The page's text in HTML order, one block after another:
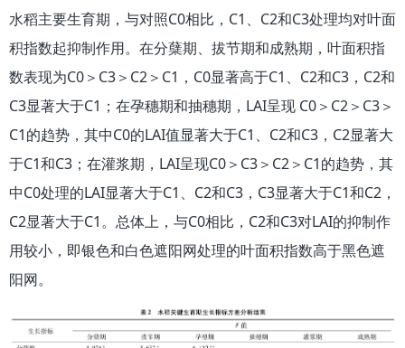
水稻主要生育期，与对照C0相比，C1、C2和C3处理均对叶面
积指数起抑制作用。在分蘖期、拔节期和成熟期，叶面积指
数表现为C0＞C3＞C2＞C1，C0显著高于C1、C2和C3，C2和
C3显著大于C1；在孕穗期和抽穗期，LAI呈现 C0＞C2＞C3＞
C1的趋势，其中C0的LAI值显著大于C1、C2和C3，C2显著大
于C1和C3；在灌浆期，LAI呈现C0＞C3＞C2＞C1的趋势，其
中C0处理的LAI显著大于C1、C2和C3，C3显著大于C1和C2，
C2显著大于C1。总体上，与C0相比，C2和C3对LAI的抑制作
用较小，即银色和白色遮阳网处理的叶面积指数高于黑色遮
阳网。